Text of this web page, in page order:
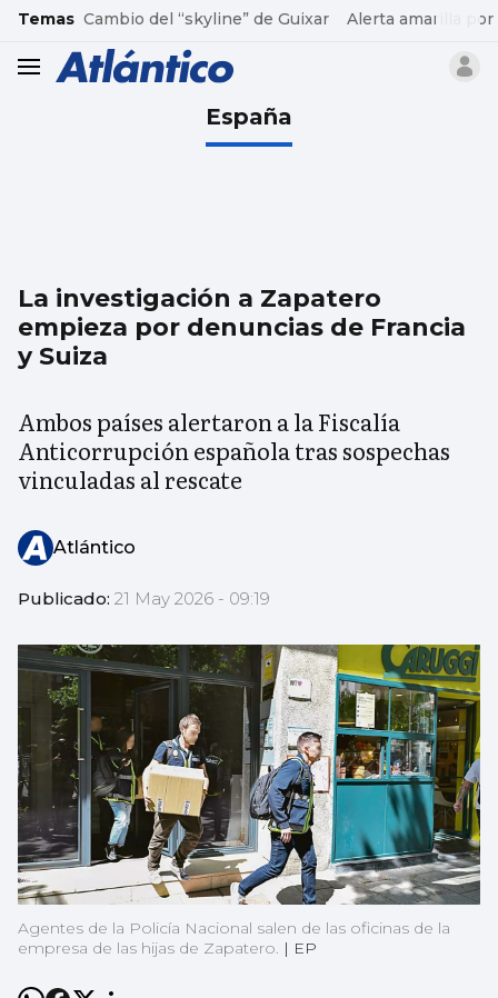
common.go-to-content
Temas Cambio del “skyline” de Guixar Alerta amarilla por
header.menu.open
España
La investigación a Zapatero
empieza por denuncias de Francia
y Suiza
Ambos países alertaron a la Fiscalía
Anticorrupción española tras sospechas
vinculadas al rescate
Atlántico
Publicado: 21 May 2026 - 09:19
Agentes de la Policía Nacional salen de las oficinas de la
empresa de las hijas de Zapatero. | EP